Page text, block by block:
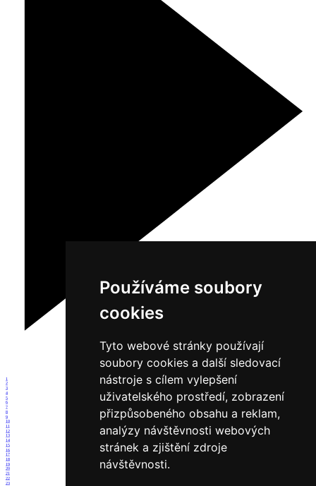
Používáme soubory
cookies
Tyto webové stránky používají
soubory cookies a další sledovací
nástroje s cílem vylepšení
uživatelského prostředí, zobrazení
přizpůsobeného obsahu a reklam,
analýzy návštěvnosti webových
stránek a zjištění zdroje
návštěvnosti.
1
2
3
4
5
6
7
8
9
10
11
12
13
14
15
16
17
18
19
20
21
22
23